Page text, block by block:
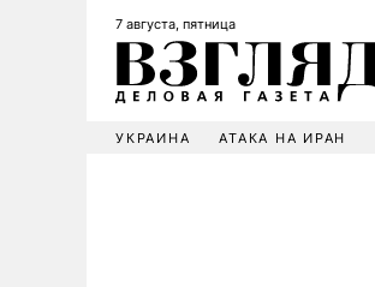
7 августа, пятница
УКРАИНА АТАКА НА ИРАН